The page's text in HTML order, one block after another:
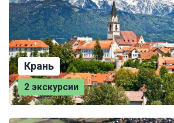
Крань
2 экскурсии